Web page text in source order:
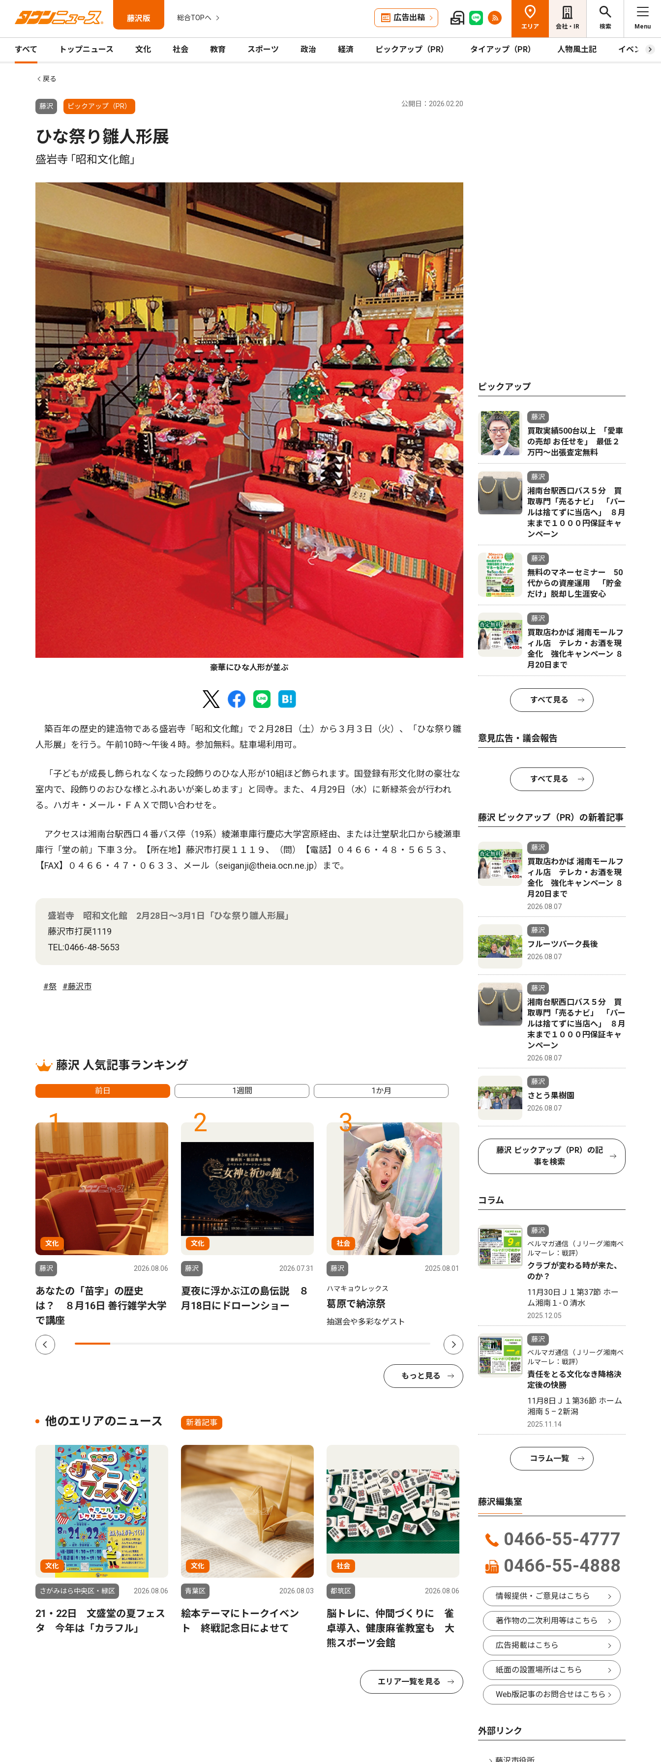
藤沢版 総合TOPへ 広告出稿
エリア 会社・IR 検索 Menu
すべて トップニュース 文化 社会 教育 スポーツ 政治 経済 ピックアップ（PR） タイアップ（PR） 人物風土記 イベント
戻る
藤沢 ピックアップ（PR） 公開日：2026.02.20
ひな祭り雛人形展
盛岩寺 ｢昭和文化館｣
豪華にひな人形が並ぶ
築百年の歴史的建造物である盛岩寺「昭和文化館」で２月28日（土）から３月３日（火）、「ひな祭り雛
人形展」を行う。午前10時〜午後４時。参加無料。駐車場利用可。
「子どもが成長し飾られなくなった段飾りのひな人形が10組ほど飾られます。国登録有形文化財の豪壮な
室内で、段飾りのおひな様とふれあいが楽しめます」と同寺。また、４月29日（水）に新緑茶会が行われ
る。ハガキ・メール・ＦＡＸで問い合わせを。
アクセスは湘南台駅西口４番バス停（19系）綾瀬車庫行慶応大学宮原経由、または辻堂駅北口から綾瀬車
庫行「堂の前」下車３分。【所在地】藤沢市打戻１１１９、（問）【電話】０４６６・４８・５６５３、
【FAX】０４６６・４７・０６３３、メール（seiganji@theia.ocn.ne.jp）まで。
盛岩寺 昭和文化館 2月28日～3月1日「ひな祭り雛人形展」
藤沢市打戻1119
TEL:0466-48-5653
#祭 #藤沢市
藤沢 人気記事ランキング
前日 1週間 1か月
1
文化
藤沢 2026.08.06
あなたの「苗字」の歴史
は？ ８月16日 善行雑学大学
で講座
2
文化
藤沢 2026.07.31
夏夜に浮かぶ江の島伝説 ８
月18日にドローンショー
3
社会
藤沢 2025.08.01
ハマキョウレックス
葛原で納涼祭
抽選会や多彩なゲスト
4
経済
2024.06.28
名店ビルなど３棟一体開発
２０２７年夏に営業終了
もっと見る
他のエリアのニュース 新着記事
文化
さがみはら中央区・緑区 2026.08.06
21・22日 文盛堂の夏フェス
タ 今年は「カラフル」
文化
青葉区 2026.08.03
絵本テーマにトークイベン
ト 終戦記念日によせて
社会
都筑区 2026.08.06
脳トレに、仲間づくりに 雀
卓導入、健康麻雀教室も 大
熊スポーツ会館
エリア一覧を見る
ピックアップ
藤沢
買取実績500台以上 ｢愛車
の売却 お任せを｣ 最低２
万円〜出張査定無料
藤沢
湘南台駅西口バス５分 買
取専門「売るナビ」 ｢パー
ルは捨てずに当店へ｣ ８月
末まで１０００円保証キャ
ンペーン
藤沢
無料のマネーセミナー 50
代からの資産運用 「貯金
だけ」脱却し生涯安心
藤沢
買取店わかば 湘南モールフ
ィル店 テレカ・お酒を現
金化 強化キャンペーン ８
月20日まで
すべて見る
意見広告・議会報告
すべて見る
藤沢 ピックアップ（PR）の新着記事
藤沢
買取店わかば 湘南モールフ
ィル店 テレカ・お酒を現
金化 強化キャンペーン ８
月20日まで
2026.08.07
藤沢
フルーツパーク長後
2026.08.07
藤沢
湘南台駅西口バス５分 買
取専門「売るナビ」 ｢パー
ルは捨てずに当店へ｣ ８月
末まで１０００円保証キャ
ンペーン
2026.08.07
藤沢
さとう果樹園
2026.08.07
藤沢 ピックアップ（PR）の記
事を検索
コラム
藤沢
ベルマガ通信（Ｊリーグ湘南ベ
ルマーレ：戦評）
クラブが変わる時が来た、
のか？
11月30日Ｊ１第37節 ホー
ム湘南１-０清水
2025.12.05
藤沢
ベルマガ通信（Ｊリーグ湘南ベ
ルマーレ：戦評）
責任をとる文化なき降格決
定後の快勝
11月8日Ｊ１第36節 ホーム
湘南 5 – 2新潟
2025.11.14
コラム一覧
藤沢編集室
0466-55-4777
0466-55-4888
情報提供・ご意見はこちら
著作物の二次利用等はこちら
広告掲載はこちら
紙面の設置場所はこちら
Web版記事のお問合せはこちら
外部リンク